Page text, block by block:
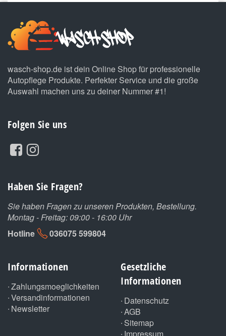
wasch-shop.de ist dein Online Shop für professionelle
Autopflege Produkte. Perfekter Service und die große
Auswahl machen uns zu deiner Nummer #1!
Folgen Sie uns
Haben Sie Fragen?
Sie haben Fragen zu unseren Produkten, Bestellung.
Montag - Freitag: 09:00 - 16:00 Uhr
Hotline
036075 599804
Informationen
Zahlungsmoeglichkeiten
Versandinformationen
Newsletter
Gesetzliche
Informationen
Datenschutz
AGB
Sitemap